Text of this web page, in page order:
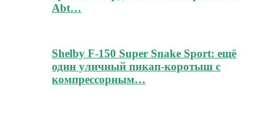
Abt…
Shelby F-150 Super Snake Sport: ещё
один уличный пикап-коротыш с
компрессорным…